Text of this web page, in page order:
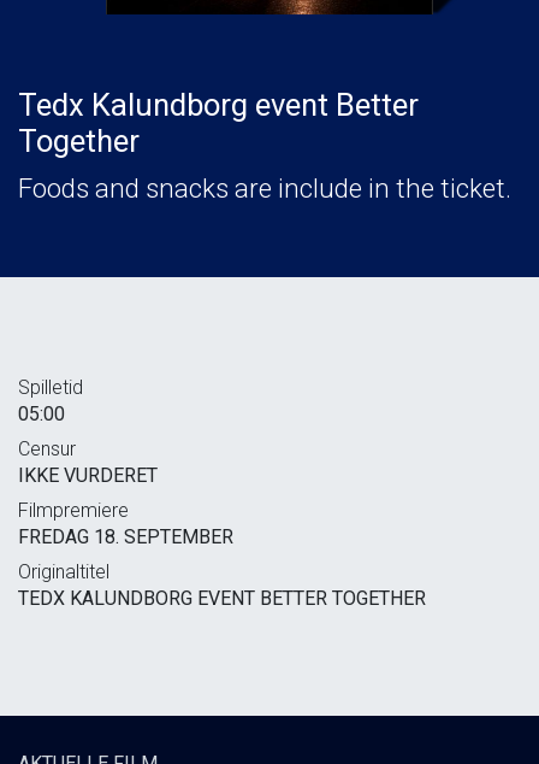
Tedx Kalundborg event Better
Together
Foods and snacks are include in the ticket.
Spilletid
05:00
Censur
IKKE VURDERET
Filmpremiere
FREDAG 18. SEPTEMBER
Originaltitel
TEDX KALUNDBORG EVENT BETTER TOGETHER